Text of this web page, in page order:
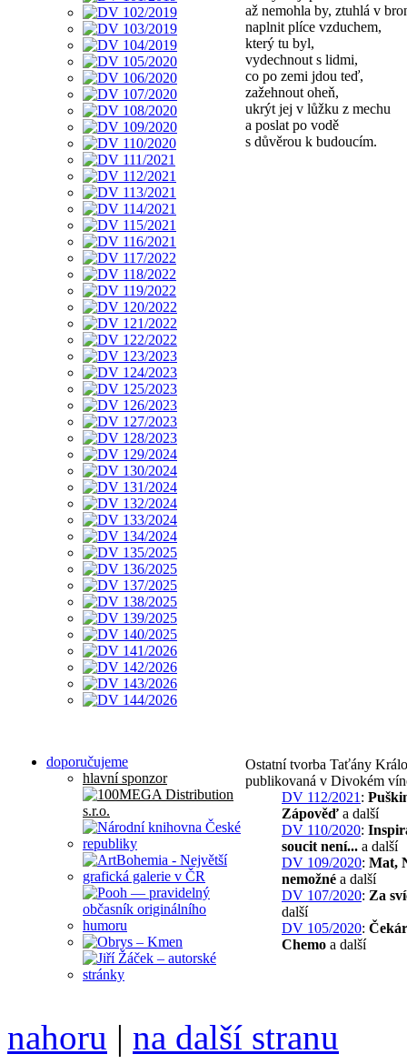
doporučujeme
hlavní sponzor
až nemohla by, ztuhlá v
naplnit plíce vzduchem,
který tu byl,
vydechnout s lidmi,
co po zemi jdou teď,
zažehnout oheň,
ukrýt jej v lůžku z mechu
a poslat po vodě
s důvěrou k budoucím.
Ostatní tvorba Taťány
publikovaná v Divokém
DV 112/2021 :
Zápověď a další
DV 110/2020:
soucit není... a další
DV 109/2020: Mat,
nemožné a další
DV 107/2020: Za
další
DV 105/2020:
Chemo a další
nahoru | na další stranu